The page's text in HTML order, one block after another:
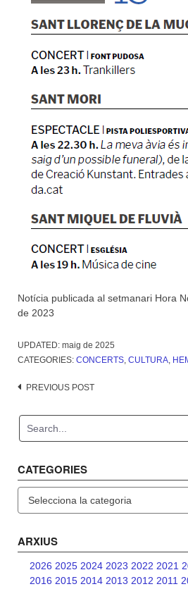
Notícia publicada al setmanari Hora
de 2023
UPDATED: maig de 2025
CATEGORIES: CONCERTS, CULTURA,
Post
PREVIOUS POST
CATEGORIES
ARXIUS
2026 2025 2024 2023 2022 2021
2016 2015 2014 2013 2012 2011